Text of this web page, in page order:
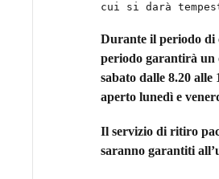
cui si darà
Durante il periodo di
periodo garantirà un
sabato dalle 8.20
aperto lunedì e
Il servizio di ritiro
saranno garantiti